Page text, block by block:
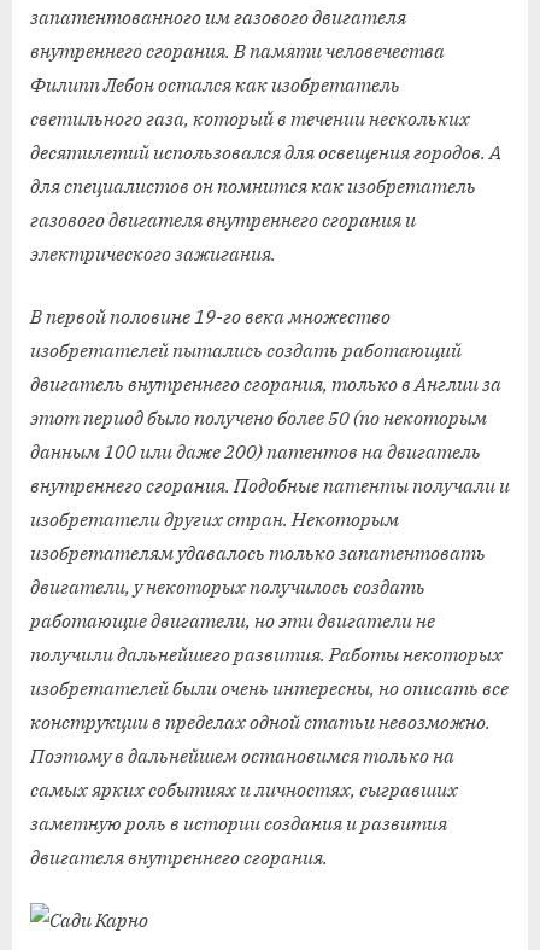
запатентованного им газового двигателя
внутреннего сгорания. В памяти человечества
Филипп Лебон остался как изобретатель
светильного газа, который в течении нескольких
десятилетий использовался для освещения городов. А
для специалистов он помнится как изобретатель
газового двигателя внутреннего сгорания и
электрического зажигания.
В первой половине 19-го века множество
изобретателей пытались создать работающий
двигатель внутреннего сгорания, только в Англии за
этот период было получено более 50 (по некоторым
данным 100 или даже 200) патентов на двигатель
внутреннего сгорания. Подобные патенты получали и
изобретатели других стран. Некоторым
изобретателям удавалось только запатентовать
двигатели, у некоторых получилось создать
работающие двигатели, но эти двигатели не
получили дальнейшего развития. Работы некоторых
изобретателей были очень интересны, но описать все
конструкции в пределах одной статьи невозможно.
Поэтому в дальнейшем остановимся только на
самых ярких событиях и личностях, сыгравших
заметную роль в истории создания и развития
двигателя внутреннего сгорания.